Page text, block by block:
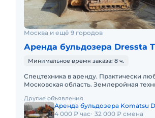
Москва и ещё 9 городов
Аренда бульдозера Dressta
Минимальное время заказа: 8 ч.
Спецтехника в аренду. Практически
Московская область. Землеройная
Техника для перев
Другие объявления
Аренда бульдозера Komatsu
4 000 ₽ час 32 000 ₽ смена